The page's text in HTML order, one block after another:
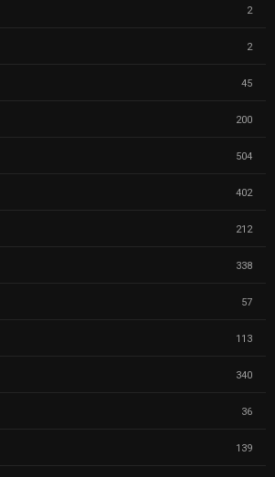
2
2
45
200
504
402
212
338
57
113
340
36
139